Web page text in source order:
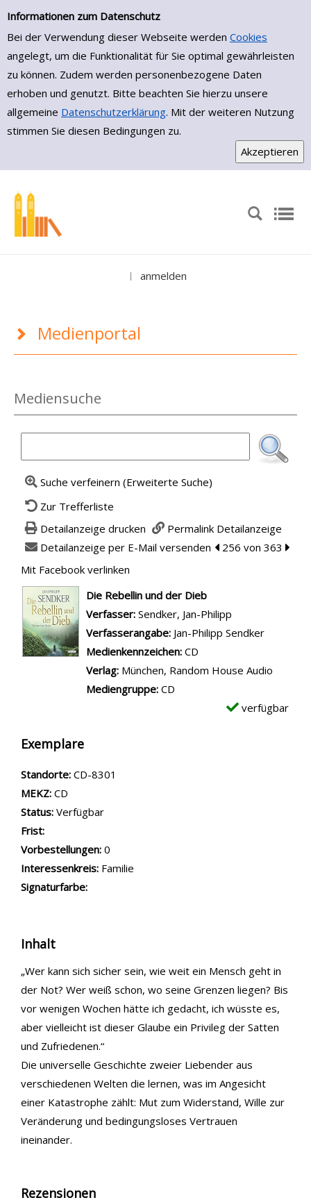
Medienportal
Informationen zum Datenschutz
Bei der Verwendung dieser Webseite werden Cookies
angelegt, um die Funktionalität für Sie optimal gewährleisten
zu können. Zudem werden personenbezogene Daten
erhoben und genutzt. Bitte beachten Sie hierzu unsere
allgemeine Datenschutzerklärung. Mit der weiteren Nutzung
stimmen Sie diesen Bedingungen zu.
Zur Detailanzeige springen
anmelden
Medienportal
Mediensuche
Suche verfeinern (Erweiterte Suche)
Zur Trefferliste
Detailanzeige drucken
Permalink Detailanzeige
Detailanzeige per E-Mail versenden zum vorherigen
256 von 363 zum
Mit Facebook verlinken
wird in neuem Tab geöffnet
Die Rebellin und der Dieb
Verfasser: Suche nach diesem Verfasser
Sendker, Jan-Philipp
Verfasserangabe: Jan-Philipp Sendker
Medienkennzeichen: CD
Verlag: München, Random House Audio
Mediengruppe: CD
verfügbar
Exemplare
Standorte: CD-8301
MEKZ: CD
Status: Verfügbar
Frist:
Vorbestellungen: 0
Interessenkreis: Familie
Signaturfarbe:
Inhalt
„Wer kann sich sicher sein, wie weit ein Mensch geht in
der Not? Wer weiß schon, wo seine Grenzen liegen? Bis
vor wenigen Wochen hätte ich gedacht, ich wüsste es,
aber vielleicht ist dieser Glaube ein Privileg der Satten
und Zufriedenen.“
Die universelle Geschichte zweier Liebender aus
verschiedenen Welten die lernen, was im Angesicht
einer Katastrophe zählt: Mut zum Widerstand, Wille zur
Veränderung und bedingungsloses Vertrauen
ineinander.
Rezensionen